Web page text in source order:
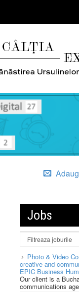
Jobs
Photo & Video
creative and
EPIC Business
Our client is a
communications